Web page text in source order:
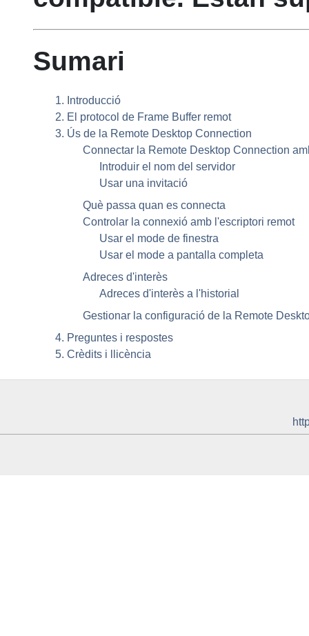
Sumari
1. Introducció
2. El protocol de Frame Buffer remot
3. Ús de la Remote Desktop Connection
Connectar la Remote Desktop Connection
Introduir el nom del servidor
Usar una invitació
Què passa quan es connecta
Controlar la connexió amb l'escriptori remot
Usar el mode de finestra
Usar el mode a pantalla completa
Adreces d'interès
Adreces d'interès a l'historial
Gestionar la configuració de la Remote
4. Preguntes i respostes
5. Crèdits i llicència